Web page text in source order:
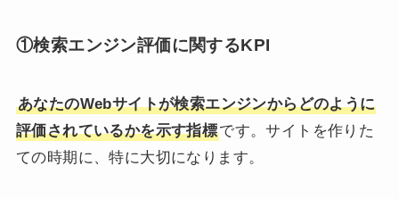
①検索エンジン評価に関するKPI
あなたのWebサイトが検索エンジンからどのように
評価されているかを示す指標です。サイトを作りた
ての時期に、特に大切になります。